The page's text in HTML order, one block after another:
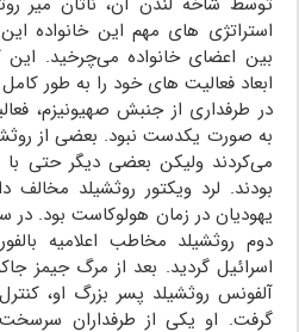
استراتژی های مهم این خانواده
بین اعضای خانواده می‌چرخید. این
ابعاد فعالیت های خود را به طور
در طرفداری از جنبش صهیونیزم،
به صورت یکدست نبود. بعضی از
می‌کردند ولیکن بعضی دیگر حتی
بودند. لرد ویکتور روثشیلد
دوم روثشیلد مخاطب اعلامیه
آلفونس روثشیلد پسر بزرگ او،
گرفت. او یکی از طرفداران سرسخت